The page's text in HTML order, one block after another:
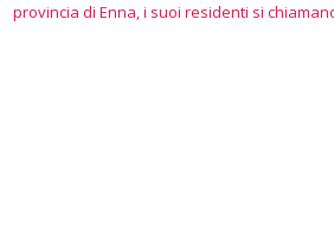
provincia di Enna, i suoi residenti si